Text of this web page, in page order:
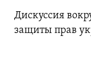
Дискуссия
защиты прав